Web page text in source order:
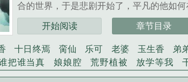
合的世界，于是悲剧开始了，平凡的他如
《第六舰队司令》是头皮暴多精心创作的科
开始阅读 章节目录
十日终焉 脔仙 乐可 老婆 玉生香 弟
把谁当真 娘娘腔 荒野植被 放学等我
女封 野火 撒野 沁桃 提灯看刺刀 易感